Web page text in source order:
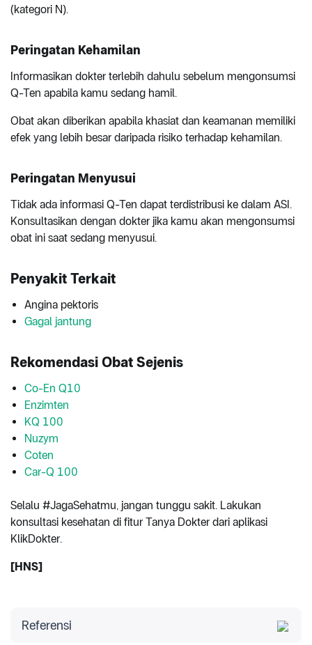
(kategori N).
Peringatan Kehamilan
Informasikan dokter terlebih dahulu sebelum mengonsumsi
Q-Ten apabila kamu sedang hamil.
Obat akan diberikan apabila khasiat dan keamanan memiliki
efek yang lebih besar daripada risiko terhadap kehamilan.
Peringatan Menyusui
Tidak ada informasi Q-Ten dapat terdistribusi ke dalam ASI.
Konsultasikan dengan dokter jika kamu akan mengonsumsi
obat ini saat sedang menyusui.
Penyakit Terkait
Angina pektoris
Gagal jantung
Rekomendasi Obat Sejenis
Co-En Q10
Enzimten
KQ 100
Nuzym
Coten
Car-Q 100
Selalu #JagaSehatmu, jangan tunggu sakit. Lakukan
konsultasi kesehatan di fitur Tanya Dokter dari aplikasi
KlikDokter.
[HNS]
Referensi